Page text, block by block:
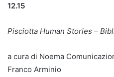
12.15
Pisciotta Human Stories –
a cura di Noema
Franco Arminio